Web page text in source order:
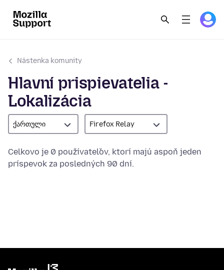
Nástenka komunity
Hlavní prispievatelia -
Lokalizácia
ქართული Firefox Relay
Celkovo je 0 používateľov, ktorí majú aspoň jeden
príspevok za posledných 90 dní.